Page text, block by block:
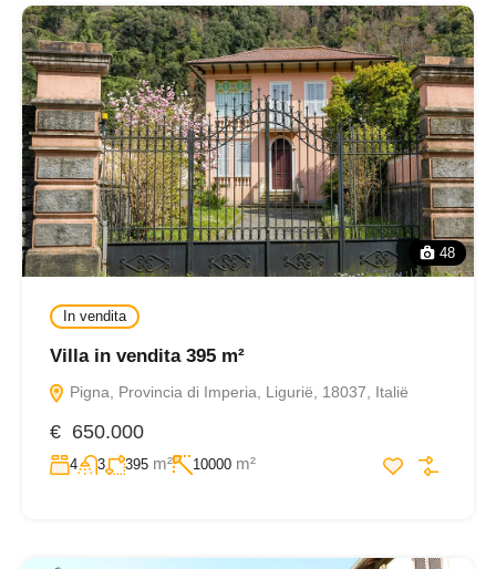
48
In vendita
Villa in vendita 395 m²
Pigna, Provincia di Imperia, Ligurië, 18037, Italië
€ 650.000
4 3 395 m² 10000 m²